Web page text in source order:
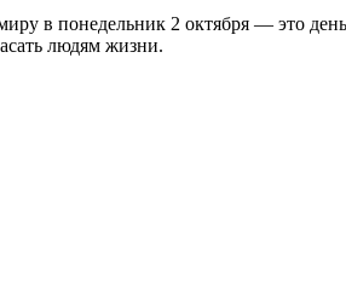
в понедельник 2 октября — это
людям жизни.